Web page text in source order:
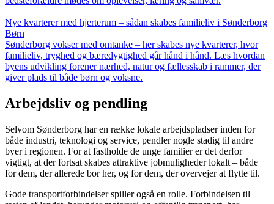
Nye kvarterer med hjerterum – sådan skabes familieliv i Sønderborg
Børn
Sønderborg vokser med omtanke – her skabes nye kvarterer, hvor
familieliv, tryghed og bæredygtighed går hånd i hånd. Læs hvordan
byens udvikling forener nærhed, natur og fællesskab i rammer, der
giver plads til både børn og voksne.
Arbejdsliv og pendling
Selvom Sønderborg har en række lokale arbejdspladser inden for
både industri, teknologi og service, pendler nogle stadig til andre
byer i regionen. For at fastholde de unge familier er det derfor
vigtigt, at der fortsat skabes attraktive jobmuligheder lokalt – både
for dem, der allerede bor her, og for dem, der overvejer at flytte til.
Gode transportforbindelser spiller også en rolle. Forbindelsen til